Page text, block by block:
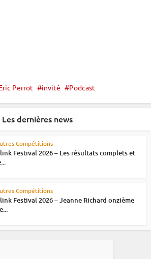
Perrot invité Podcast
Les dernières news
Compétitions
Festival 2026 – Les résultats complets et
Compétitions
Festival 2026 – Jeanne Richard onzième